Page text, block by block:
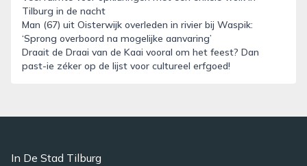
Tilburg in de nacht
Man (67) uit Oisterwijk overleden in rivier bij Waspik:
‘Sprong overboord na mogelijke aanvaring’
Draait de Draai van de Kaai vooral om het feest? Dan
past-ie zéker op de lijst voor cultureel erfgoed!
In De Stad Tilburg